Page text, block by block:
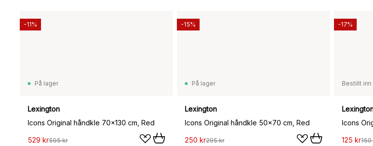
På lager
Lexington
Icons Original håndkle 70x130 cm, Red
529 kr595 kr
-11%
På lager
Lexington
Icons Original håndkle 50x70 cm, Red
250 kr295 kr
-15%
Bestillt inn
Icons
125 kr150
-17%